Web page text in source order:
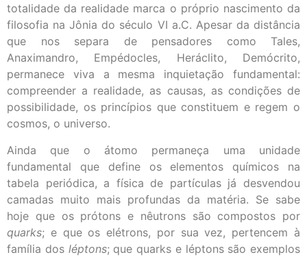
totalidade da realidade marca o próprio nascimento da
filosofia na Jônia do século VI a.C. Apesar da distância
que nos separa de pensadores como Tales,
Anaximandro, Empédocles, Heráclito, Demócrito,
permanece viva a mesma inquietação fundamental:
compreender a realidade, as causas, as condições de
possibilidade, os princípios que constituem e regem o
cosmos, o universo.
Ainda que o átomo permaneça uma unidade
fundamental que define os elementos químicos na
tabela periódica, a física de partículas já desvendou
camadas muito mais profundas da matéria. Se sabe
hoje que os prótons e nêutrons são compostos por
quarks; e que os elétrons, por sua vez, pertencem à
família dos léptons; que quarks e léptons são exemplos